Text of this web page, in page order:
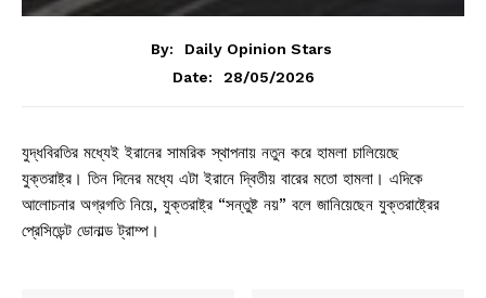
By:
Daily Opinion Stars
Date:
28/05/2026
যুদ্ধবিরতির মধ্যেই ইরানের সামরিক স্থাপনায় নতুন করে হামলা চালিয়েছে
যুক্তরাষ্ট্র। তিন দিনের মধ্যে এটা ইরানে দ্বিতীয় বারের মতো হামলা। এদিকে
আলোচনার অগ্রগতি নিয়ে, যুক্তরাষ্ট্র “সন্তুষ্ট নয়” বলে জানিয়েছেন যুক্তরাষ্ট্রের
প্রেসিডেন্ট ডোনাল্ড ট্রাম্প।